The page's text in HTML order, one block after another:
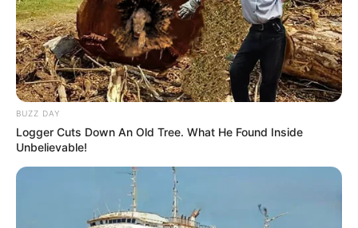
BUZZ DAY
Logger Cuts Down An Old Tree. What He Found Inside
Unbelievable!